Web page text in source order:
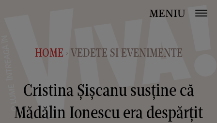
MENIU
HOME > VEDETE SI EVENIMENTE
Cristina Șișcanu susține că
Mădălin Ionescu era despărțit